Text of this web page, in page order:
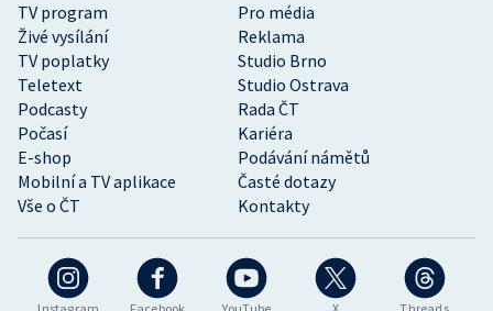
TV program
Pro média
Živé vysílání
Reklama
TV poplatky
Studio Brno
Teletext
Studio Ostrava
Podcasty
Rada ČT
Počasí
Kariéra
E-shop
Podávání námětů
Mobilní a TV aplikace
Časté dotazy
Vše o ČT
Kontakty